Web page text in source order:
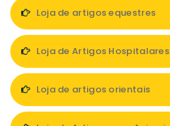
Loja de artigos equestres
Loja de Artigos Hospitalares
Loja de artigos orientais